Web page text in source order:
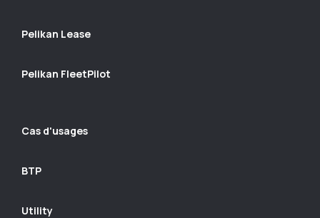
Pelikan Lease
Pelikan FleetPilot
Cas d'usages
BTP
Utility